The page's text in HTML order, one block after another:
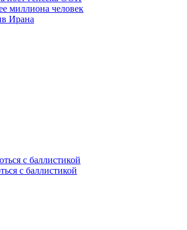
миллиона человек
Ирана
с баллистикой